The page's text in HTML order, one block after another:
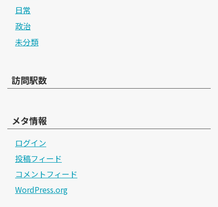
日常
政治
未分類
訪問駅数
メタ情報
ログイン
投稿フィード
コメントフィード
WordPress.org